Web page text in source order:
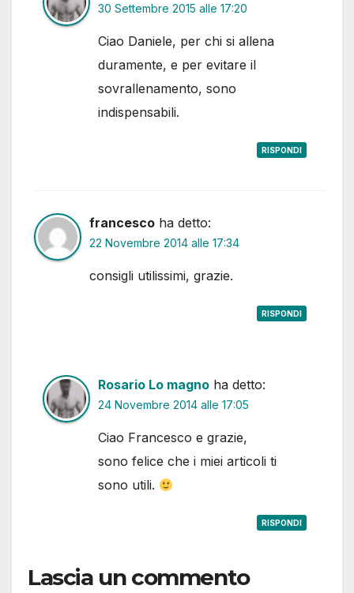
30 Settembre 2015 alle 17:20
Ciao Daniele, per chi si allena
duramente, e per evitare il
sovrallenamento, sono
indispensabili.
RISPONDI
francesco ha detto:
22 Novembre 2014 alle 17:34
consigli utilissimi, grazie.
RISPONDI
Rosario Lo magno ha detto:
24 Novembre 2014 alle 17:05
Ciao Francesco e grazie,
sono felice che i miei articoli ti
sono utili.
RISPONDI
Lascia un commento